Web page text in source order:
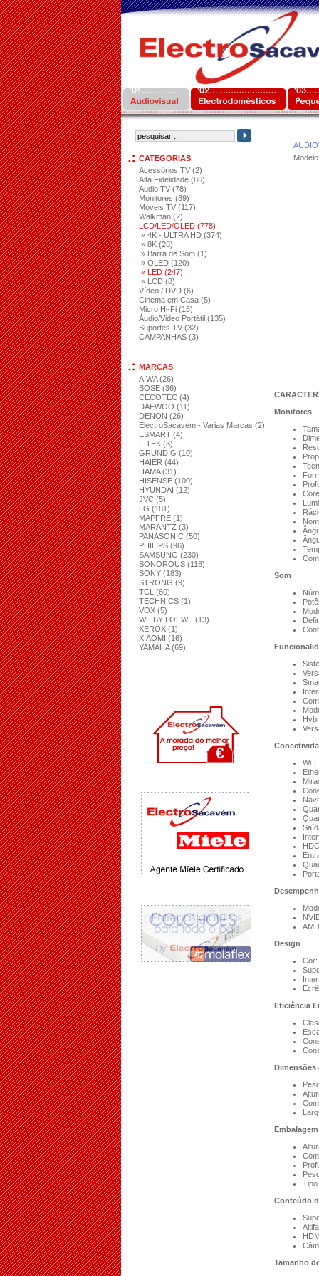
CATEGORIAS
Acessórios TV (2)
Alta Fidelidade (86)
Audio TV (78)
Monitores (89)
Móveis TV (117)
Walkman (2)
LCD/LED/OLED (778)
» 4K - ULTRA HD (374)
» 8K (28)
» Barra de Som (1)
» OLED (120)
» LED (247)
» LCD (8)
Vídeo / DVD (6)
Cinema em Casa (5)
Micro Hi-Fi (15)
Áudio/Video Portátil (135)
Suportes TV (32)
CAMPANHAS (3)
MARCAS
AIWA (26)
BOSE (36)
CECOTEC (4)
DAEWOO (11)
DENON (26)
ElectroSacavém - Varias Marcas (2)
ESMART (4)
FITEK (3)
GRUNDIG (10)
HAIER (44)
HAMA (31)
HISENSE (100)
HYUNDAI (12)
JVC (5)
LG (181)
MAPFRE (1)
MARANTZ (3)
PANASONIC (50)
PHILIPS (96)
SAMSUNG (230)
SONOROUS (116)
SONY (183)
STRONG (9)
TCL (60)
TECHNICS (1)
VOX (5)
WE.BY LOEWE (13)
XEROX (1)
XIAOMI (16)
YAMAHA (69)
Monitores
Som
Wi-
Design
Cor:
Eficiência
Dimensões
Embalagem
Tipo
Conteúdo
Tamanho